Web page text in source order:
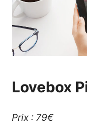
Lovebox
Prix : 79€